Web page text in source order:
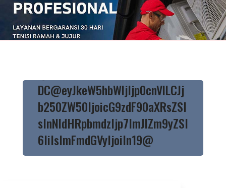
DC@eyJkeW5hbWljIjp0cnVlLCJj
b250ZW50IjoicG9zdF90aXRsZSI
sInNldHRpbmdzIjp7ImJlZm9yZSI
6IiIsImFmdGVyIjoiIn19@